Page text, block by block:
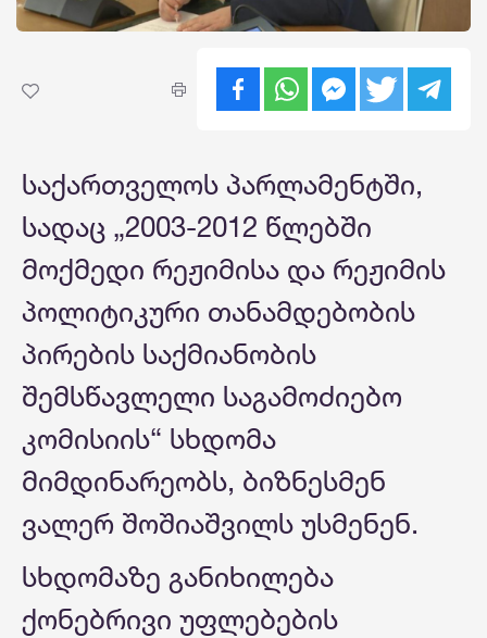
საქართველოს პარლამენტში,
სადაც „2003-2012 წლებში
მოქმედი რეჟიმისა და რეჟიმის
პოლიტიკური თანამდებობის
პირების საქმიანობის
შემსწავლელი საგამოძიებო
კომისიის“ სხდომა
მიმდინარეობს, ბიზნესმენ
ვალერ შოშიაშვილს უსმენენ.
სხდომაზე განიხილება
ქონებრივი უფლებების